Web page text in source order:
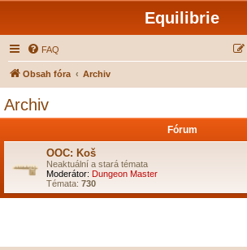
Equilibrie
FAQ
Obsah fóra Archiv
Archiv
Fórum
OOC: Koš
Neaktuální a stará témata
Moderátor: Dungeon Master
Témata: 730